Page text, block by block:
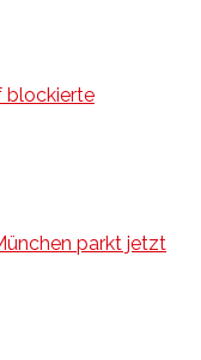
blockierte
parkt jetzt